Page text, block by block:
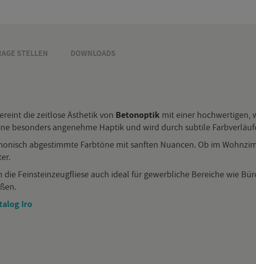
STEL­LEN DOWN­LOADS
die zeit­lo­se Äs­the­tik von Be­to­n­op­tik mit einer hoch­wer­ti­gen,
be­son­ders an­ge­neh­me Hap­tik und wird durch sub­ti­le
ab­ge­stimm­te Farb­tö­ne mit sanf­ten Nu­an­cen. Ob im
Fein­stein­zeug­flie­se auch ideal für ge­werb­li­che Be­rei­che wie
Iro